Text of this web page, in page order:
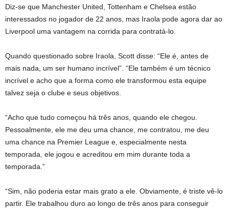
Diz-se que Manchester United, Tottenham e Chelsea estão
interessados ​​no jogador de 22 anos, mas Iraola pode agora dar ao
Liverpool uma vantagem na corrida para contratá-lo.
Quando questionado sobre Iraola, Scott disse: “Ele é, antes de
mais nada, um ser humano incrível”. “Ele também é um técnico
incrível e acho que a forma como ele transformou esta equipe
talvez seja o clube e seus objetivos.
“Acho que tudo começou há três anos, quando ele chegou.
Pessoalmente, ele me deu uma chance, me contratou, me deu
uma chance na Premier League e, especialmente nesta
temporada, ele jogou e acreditou em mim durante toda a
temporada.”
“Sim, não poderia estar mais grato a ele. Obviamente, é triste vê-lo
partir. Ele trabalhou duro ao longo de três anos para conseguir